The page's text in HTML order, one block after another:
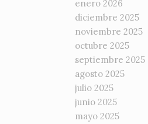
enero 2026
diciembre 2025
noviembre 2025
octubre 2025
septiembre 2025
agosto 2025
julio 2025
junio 2025
mayo 2025